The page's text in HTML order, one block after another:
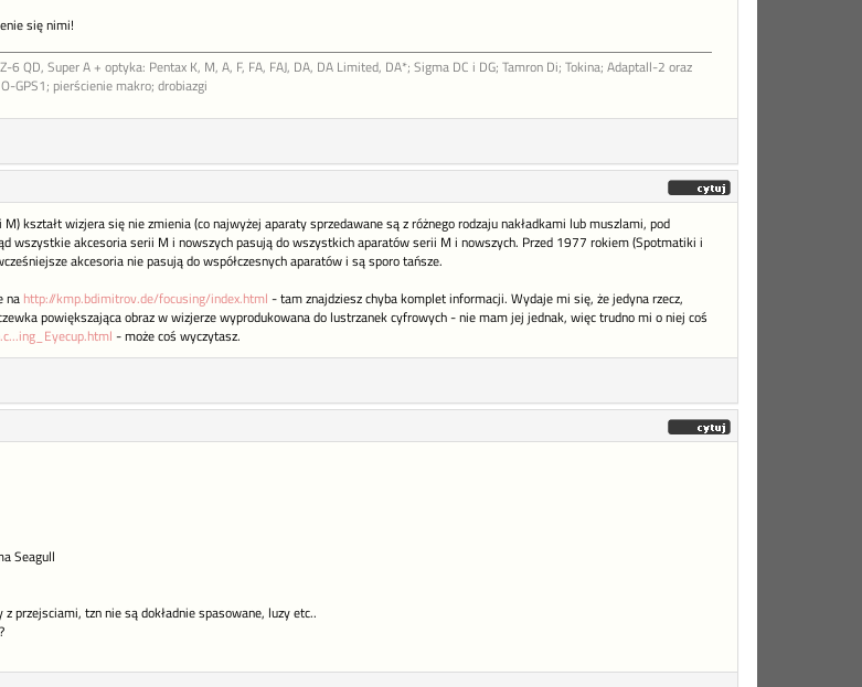
się nimi!
QD, Super A + optyka: Pentax K, M, A, F, FA, FAJ, DA, DA Limited, DA*; Sigma DC i DG; Tamron Di; Tokina; Adaptall-2 oraz
GPS1; pierścienie makro; drobiazgi
kształt wizjera się nie zmienia (co najwyżej aparaty sprzedawane są z różnego rodzaju nakładkami lub muszlami, pod
wszystkie akcesoria serii M i nowszych pasują do wszystkich aparatów serii M i nowszych. Przed 1977 rokiem (Spotmatiki i
akcesoria nie pasują do współczesnych aparatów i są sporo tańsze.
na http://kmp.bdimitrov.de/focusing/index.html - tam znajdziesz chyba komplet informacji. Wydaje mi się, że jedyna rzecz,
powiększająca obraz w wizjerze wyprodukowana do lustrzanek cyfrowych - nie mam jej jednak, więc trudno mi o niej coś
- może coś wyczytasz.
Seagull
przejsciami, tzn nie są dokładnie spasowane, luzy etc..